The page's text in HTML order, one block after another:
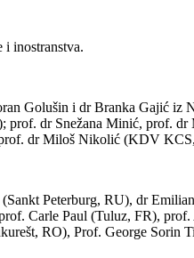
i inostranstva.
Golušin i dr Branka Gajić
dr Snežana Minić, prof.
dr Miloš Nikolić (KDV
Peterburg, RU), dr
Carle Paul (Tuluz, FR),
RO), Prof. George Sorin